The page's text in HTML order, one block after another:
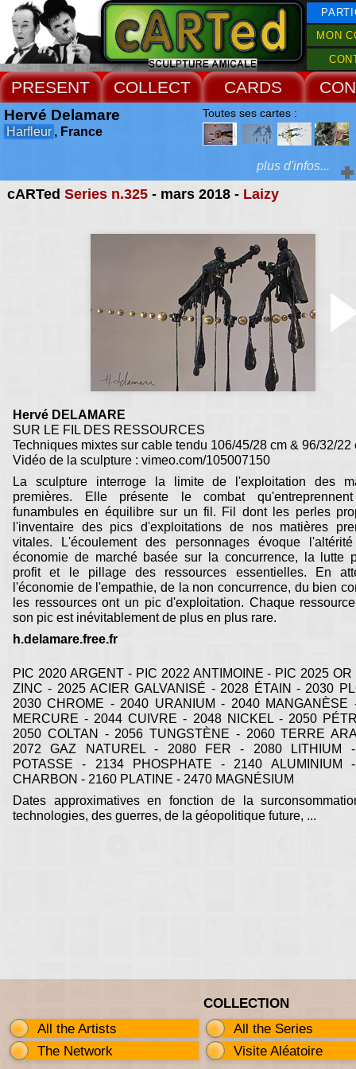
MON
PRESENT COLLECT CARDS
cARTed Series n.325- mars 2018 - Laizy
Hervé DELAMARE
SUR LE FIL DES RESSOURCES
Techniques mixtes sur cable tendu 106/45/28 cm & 96/32/22
Vidéo de la sculpture : vimeo.com/105007150
La sculpture interroge la limite de l'exploitation des
premières. Elle présente le combat
funambules en équilibre sur un fil. Fil dont les perles
l'inventaire des pics d'exploitations de nos matières
vitales. L'écoulement des personnages évoque
économie de marché basée sur la concurrence, la lutte
profit et le pillage des ressources essentielles. En
l'économie de l'empathie, de la non concurrence, du bien
les ressources ont un pic d'exploitation. Chaque
son pic est inévitablement de plus en plus rare.
h.delamare.free.fr
PIC 2020 ARGENT - PIC 2022 ANTIMOINE - PIC 2025 OR
ZINC - 2025 ACIER GALVANISÉ - 2028 ÉTAIN - 2030
2030 CHROME - 2040 URANIUM - 2040 MANGANÈSE
MERCURE - 2044 CUIVRE - 2048 NICKEL - 2050
2050 COLTAN - 2056 TUNGSTÈNE - 2060 TERRE
2072 GAZ NATUREL - 2080 FER - 2080 LITHIUM
POTASSE - 2134 PHOSPHATE - 2140 ALUMINIUM
CHARBON - 2160 PLATINE - 2470 MAGNÉSIUM
Dates approximatives en fonction de la
technologies, des guerres, de la géopolitique future, ...
Hervé Delamare
Harfleur , France
Toutes ses cartes :
Extras :
maximum de pouvoir
Je pense que plus
est intense, plus
dégagée par la
communique
inconscient
COLLECTION
All the Artists
All the Series
The Network
Visite Aléatoire
plus d'infos...